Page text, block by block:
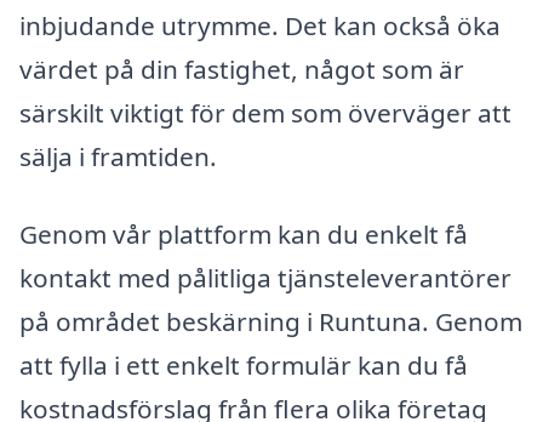
inbjudande utrymme. Det kan också öka
värdet på din fastighet, något som är
särskilt viktigt för dem som överväger att
sälja i framtiden.
Genom vår plattform kan du enkelt få
kontakt med pålitliga tjänsteleverantörer
på området beskärning i Runtuna. Genom
att fylla i ett enkelt formulär kan du få
kostnadsförslag från flera olika företag